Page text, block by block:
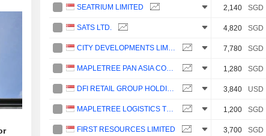
SEATRIUM LIMITED 2,140 SGD
SATS LTD. 4,820 SGD
CITY DEVELOPMENTS LIMITED 7,780 SGD
MAPLETREE PAN ASIA COMMERCIAL TRUST 1,280 SGD
DFI RETAIL GROUP HOLDINGS LIMITED 3,840 USD
MAPLETREE LOGISTICS TRUST 1,200 SGD
FIRST RESOURCES LIMITED 3,700 SGD